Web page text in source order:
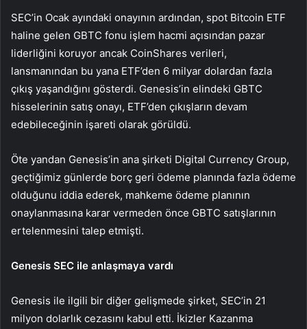
SEC’in Ocak ayındaki onayının ardından, spot Bitcoin ETF
haline gelen GBTC fonu işlem hacmi açısından pazar
liderliğini koruyor ancak CoinShares verileri,
lansmanından bu yana ETF’den 6 milyar dolardan fazla
çıkış yaşandığını gösterdi. Genesis’in elindeki GBTC
hisselerinin satış onayı, ETF’den çıkışların devam
edebileceğinin işareti olarak görüldü.
Öte yandan Genesis’in ana şirketi Digital Currency Group,
geçtiğimiz günlerde borç geri ödeme planında fazla ödeme
olduğunu iddia ederek, mahkeme ödeme planının
onaylanmasına karar vermeden önce GBTC satışlarının
ertelenmesini talep etmişti.
Genesis SEC ile anlaşmaya vardı
Genesis ile ilgili bir diğer gelişmede şirket, SEC’in 21
milyon dolarlık cezasını kabul etti. İkizler Kazanma